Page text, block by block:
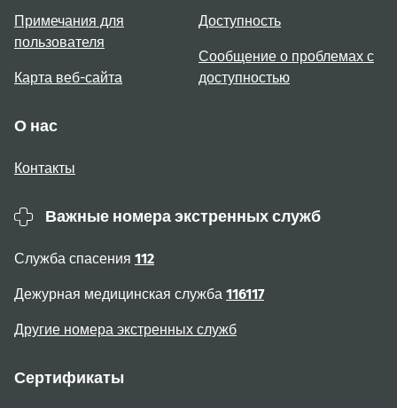
Примечания для
пользователя
Карта веб-сайта
Доступность
Сообщение о проблемах с
доступностью
О нас
Контакты
Важные номера экстренных служб
Служба спасения 112
Дежурная медицинская служба 116117
Другие номера экстренных служб
Сертификаты